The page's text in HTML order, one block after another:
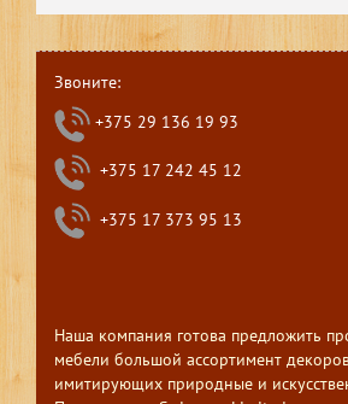
Звоните:
+375 29 136 19 93
+375 17 242 45 12
+375 17 373 95 13
Наша компания готова предложить
мебели большой ассортимент
имитирующих природные и